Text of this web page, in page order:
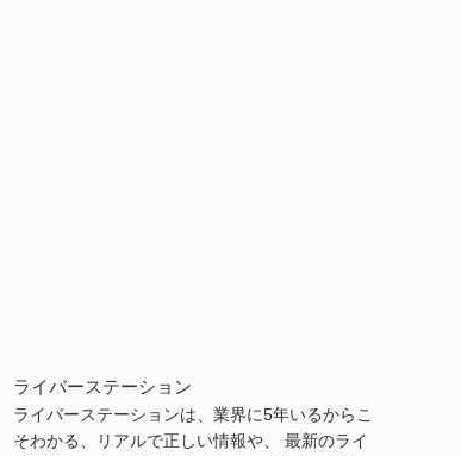
ライバーステーション
ライバーステーションは、業界に5年いるからこ
そわかる、リアルで正しい情報や、 最新のライ